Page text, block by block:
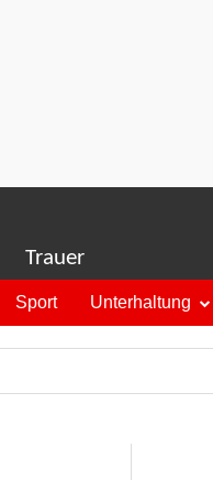
Trauer
Sport Unterhaltung